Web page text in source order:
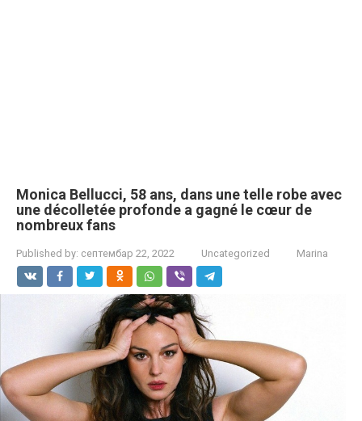
Monica Bellucci, 58 ans, dans une telle robe avec
une décolletée profonde a gagné le cœur de
nombreux fans
Published by: септембар 22, 2022 Uncategorized Marina